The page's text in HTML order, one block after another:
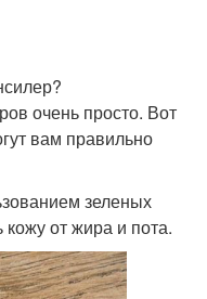
очень просто. Вот
вам правильно
зеленых
кожу от жира и пота.